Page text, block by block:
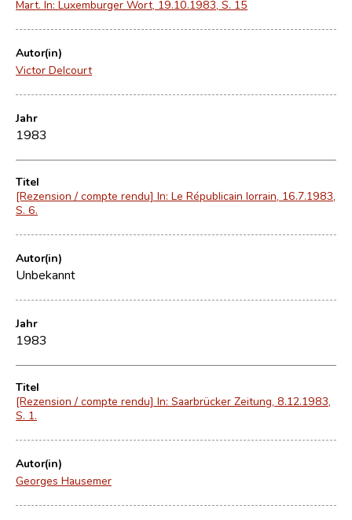
Mart. In: Luxemburger Wort, 19.10.1983, S. 15
Autor(in)
Victor Delcourt
Jahr
1983
Titel
[Rezension / compte rendu] In: Le Républicain lorrain, 16.7.1983,
S. 6.
Autor(in)
Unbekannt
Jahr
1983
Titel
[Rezension / compte rendu] In: Saarbrücker Zeitung, 8.12.1983,
S. 1.
Autor(in)
Georges Hausemer